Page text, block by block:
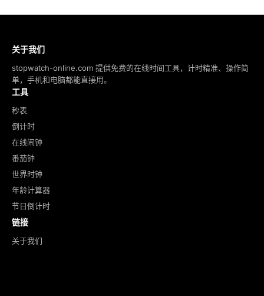
关于我们
stopwatch-online.com 提供免费的在线时间工具，计时精准、操作简
单，手机和电脑都能直接用。
工具
秒表
倒计时
在线闹钟
番茄钟
世界时钟
年龄计算器
节日倒计时
链接
关于我们